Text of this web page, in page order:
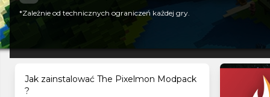
*Zależnie od technicznych ograniczeń każdej gry.
Jak zainstalować The Pixelmon Modpack
?